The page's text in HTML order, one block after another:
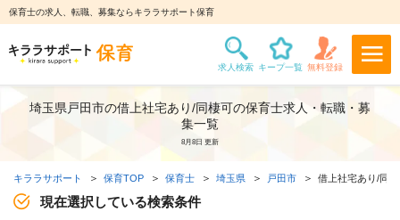
保育士の求人、転職、募集ならキララサポート保育
埼玉県戸田市の借上社宅あり/同棲可の保育士求人・転職・募
集一覧
8月8日 更新
キララサポート 保育TOP 保育士 埼玉県 戸田市 借上社宅あり/同
現在選択している検索条件